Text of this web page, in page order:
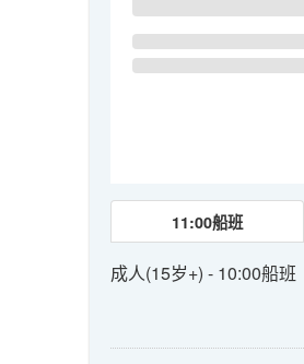
11:00船班
成人(15岁+) - 10:00船班